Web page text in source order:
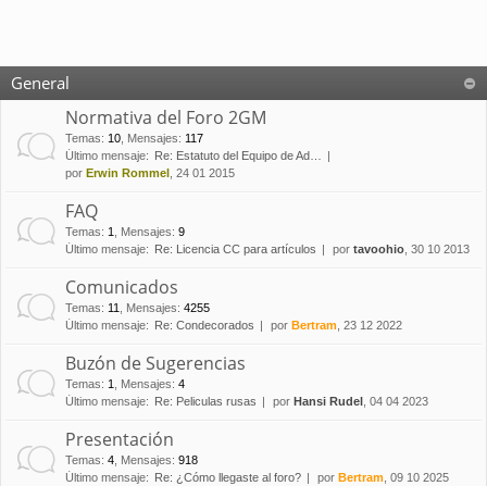
General
Normativa del Foro 2GM
Temas: 10 Mensajes: 117
Último mensaje:
Re: Estatuto del Equipo de Ad…
por Erwin Rommel , 24 01 2015
FAQ
Temas: 1 Mensajes: 9
Último mensaje:
Re: Licencia CC para artículos por tavoohio , 30 10 2013
Comunicados
Temas: 11 Mensajes: 4255
Último mensaje:
Re: Condecorados por Bertram , 23 12 2022
Buzón de Sugerencias
Temas: 1 Mensajes: 4
Último mensaje:
Re: Peliculas rusas por Hansi Rudel , 04 04 2023
Presentación
Temas: 4 Mensajes: 918
Último mensaje:
Re: ¿Cómo llegaste al foro? por Bertram , 09 10 2025